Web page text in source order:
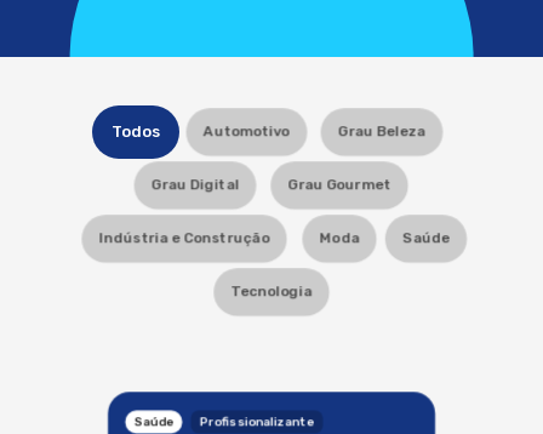
Todos Automotivo Grau Beleza
Grau Digital Grau Gourmet
Indústria e Construção Moda Saúde
Tecnologia
Saúde Profissionalizante